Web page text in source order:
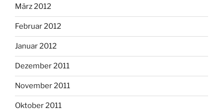
März 2012
Februar 2012
Januar 2012
Dezember 2011
November 2011
Oktober 2011